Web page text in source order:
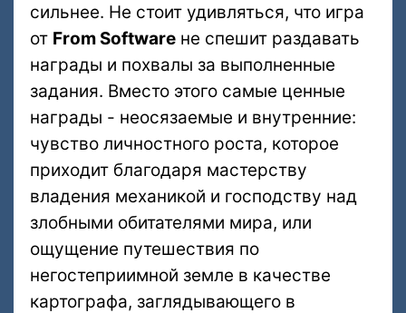
сильнее. Не стоит удивляться, что игра
от From Software не спешит раздавать
награды и похвалы за выполненные
задания. Вместо этого самые ценные
награды - неосязаемые и внутренние:
чувство личностного роста, которое
приходит благодаря мастерству
владения механикой и господству над
злобными обитателями мира, или
ощущение путешествия по
негостеприимной земле в качестве
картографа, заглядывающего в